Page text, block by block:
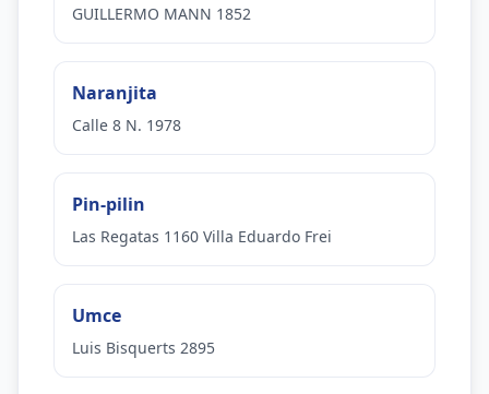
GUILLERMO MANN 1852
Naranjita
Calle 8 N. 1978
Pin-pilin
Las Regatas 1160 Villa Eduardo Frei
Umce
Luis Bisquerts 2895